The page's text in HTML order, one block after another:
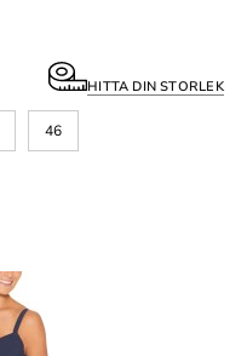
HITTA DIN STORLEK
46